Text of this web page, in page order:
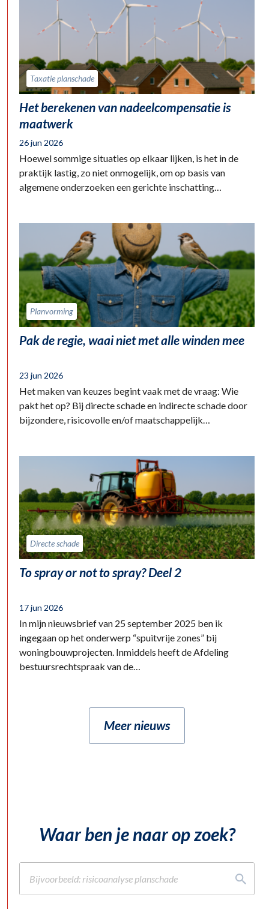
Taxatie planschade
Het berekenen van nadeelcompensatie is
maatwerk
26 jun 2026
Hoewel sommige situaties op elkaar lijken, is het in de
praktijk lastig, zo niet onmogelijk, om op basis van
algemene onderzoeken een gerichte inschatting…
Planvorming
Pak de regie, waai niet met alle winden mee
23 jun 2026
Het maken van keuzes begint vaak met de vraag: Wie
pakt het op? Bij directe schade en indirecte schade door
bijzondere, risicovolle en/of maatschappelijk…
Directe schade
To spray or not to spray? Deel 2
17 jun 2026
In mijn nieuwsbrief van 25 september 2025 ben ik
ingegaan op het onderwerp “spuitvrije zones” bij
woningbouwprojecten. Inmiddels heeft de Afdeling
bestuursrechtspraak van de…
Meer nieuws
Waar ben je naar op zoek?